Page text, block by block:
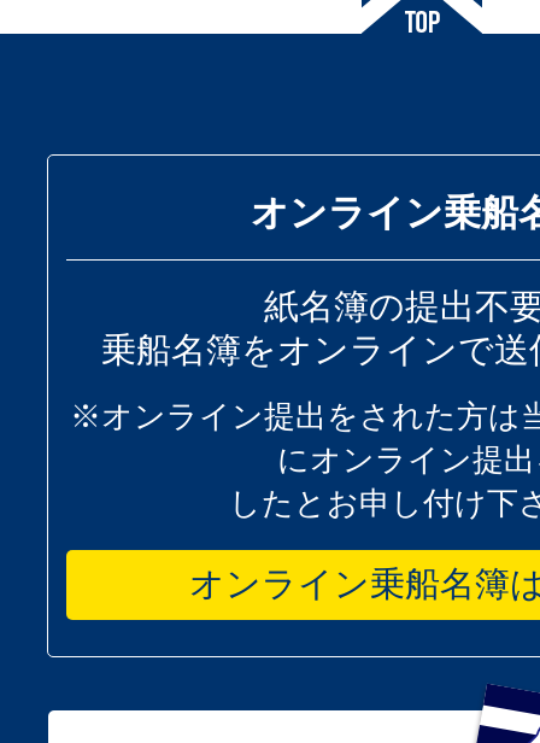
オンライン乗船
紙名簿の提出不
乗船名簿をオンラインで
※オンライン提出をされた方は
にオンライン提
したとお申し付け下
オンライン乗船名簿